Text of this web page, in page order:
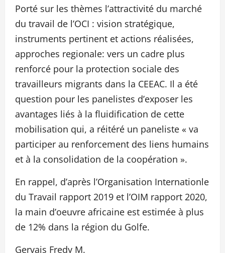
Porté sur les thèmes l’attractivité du marché
du travail de l’OCI : vision stratégique,
instruments pertinent et actions réalisées,
approches regionale: vers un cadre plus
renforcé pour la protection sociale des
travailleurs migrants dans la CEEAC. Il a été
question pour les panelistes d’exposer les
avantages liés à la fluidification de cette
mobilisation qui, a réitéré un paneliste « va
participer au renforcement des liens humains
et à la consolidation de la coopération ».
En rappel, d’après l’Organisation Internationle
du Travail rapport 2019 et l’OIM rapport 2020,
la main d’oeuvre africaine est estimée à plus
de 12% dans la région du Golfe.
Gervais Fredy M.